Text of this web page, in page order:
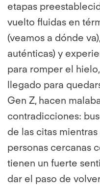
etapas
vuelto fluidas en
(veamos a dónde
auténticas) y
para romper el
llegado para
Gen Z, hacen
contradicciones:
de las citas
personas cercanas
tienen un fuerte
dar el paso de